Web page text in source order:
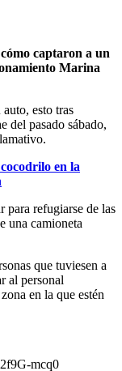
captaron a un
Marina
esto tras
del pasado sábado,
en la
para refugiarse de las
una camioneta
que tuviesen a
al personal
en la que estén
mcq0